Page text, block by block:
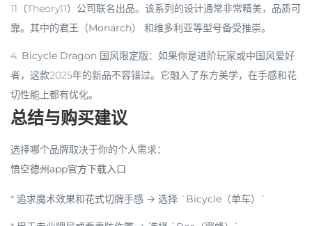
11（Theory11）公司联名出品。该系列的设计通常非常精美，品质可
靠。其中的君王（Monarch） 和维多利亚等型号备受推崇。
4. Bicycle Dragon 国风限定版：如果你是进阶玩家或中国风爱好
者，这款2025年的新品不容错过。它融入了东方美学，在手感和花
切性能上都有优化。
总结与购买建议
选择哪个品牌取决于你的个人需求：
悟空德州app官方下载入口
* 追求魔术效果和花式切牌手感 → 选择 `Bicycle（单车）`